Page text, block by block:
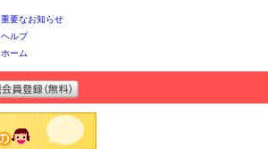
重要なお知らせ
ヘルプ
ホーム